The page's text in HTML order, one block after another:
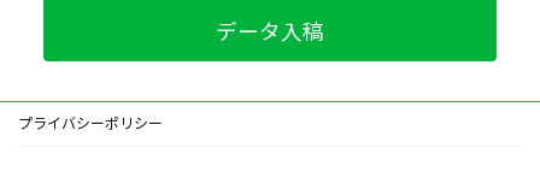
データ入稿
プライバシーポリシー